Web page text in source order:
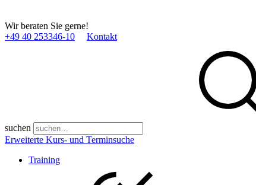
Wir beraten Sie gerne!
+49 40 253346­-10
Kontakt
suchen
Erweiterte Kurs- und Terminsuche
Training